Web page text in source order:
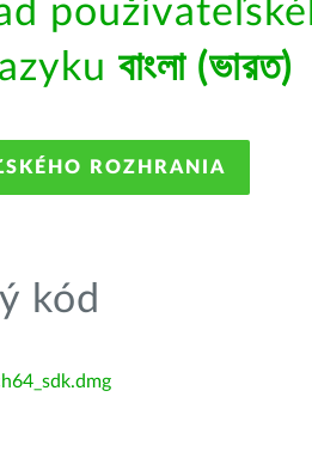
বাংলা (ভারত)
ROZHRANIA
kód